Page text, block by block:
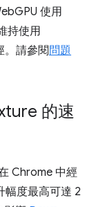
使用
持使用
。請參閱 問題
的速
Chrome 中經
幅度最高可達 2